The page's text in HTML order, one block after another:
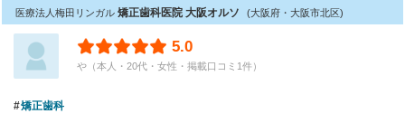
医療法人梅田リンガル 矯正歯科医院 大阪オルソ (大阪府・大阪市北区)
5.0
や（本人・20代・女性・掲載口コミ1件）
矯正歯科